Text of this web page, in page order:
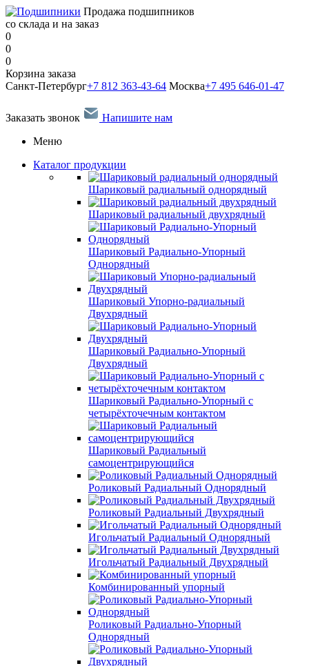
Продажа подшипников
со склада и на заказ
0
0
0
Корзина заказа
Санкт-Петербург+7 812 363-43-64 Москва+7 495 646-01-47
Заказать звонок
Напишите нам
Меню
Каталог продукции
Шариковый радиальный однорядный
Шариковый радиальный двухрядный
Шариковый Радиально-Упорный
Однорядный
Шариковый Упорно-радиальный
Двухрядный
Шариковый Радиально-Упорный
Двухрядный
Шариковый Радиально-Упорный с
четырёхточечным контактом
Шариковый Радиальный
самоцентрирующийся
Роликовый Радиальный Однорядный
Роликовый Радиальный Двухрядный
Игольчатый Радиальный Однорядный
Игольчатый Радиальный Двухрядный
Комбинированный упорный
Роликовый Радиально-Упорный
Однорядный